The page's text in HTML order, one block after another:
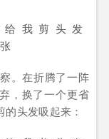
。在折腾了一阵
，换了一个更省
头发吸起来：